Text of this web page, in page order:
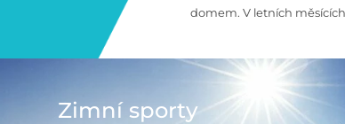
domem. V letních
Zimní sporty